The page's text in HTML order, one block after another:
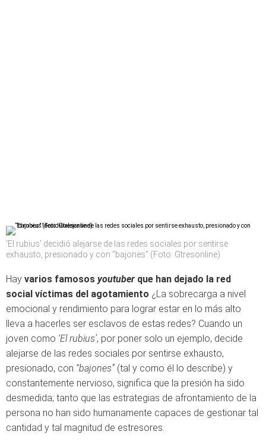
‘El rubius’ decidió alejarse de las redes sociales por sentirse
exhausto, presionado y con “bajones” (Foto: Gtresonline)
Hay varios famosos youtuber que han dejado la red
social víctimas del agotamiento ¿La sobrecarga a nivel
emocional y rendimiento para lograr estar en lo más alto
lleva a hacerles ser esclavos de estas redes? Cuando un
joven como ‘El rubius’, por poner solo un ejemplo, decide
alejarse de las redes sociales por sentirse exhausto,
presionado, con “bajones”(tal y como él lo describe) y
constantemente nervioso, significa que la presión ha sido
desmedida; tanto que las estrategias de afrontamiento de la
persona no han sido humanamente capaces de gestionar tal
cantidad y tal magnitud de estresores.